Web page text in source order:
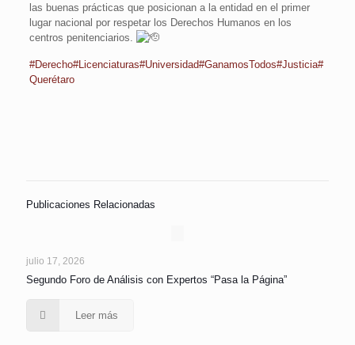
las buenas prácticas que posicionan a la entidad en el primer
lugar nacional por respetar los Derechos Humanos en los
centros penitenciarios.
#Derecho#Licenciaturas#Universidad#GanamosTodos#Justicia#
Querétaro
Publicaciones Relacionadas
julio 17, 2026
Segundo Foro de Análisis con Expertos “Pasa la Página”
Leer más